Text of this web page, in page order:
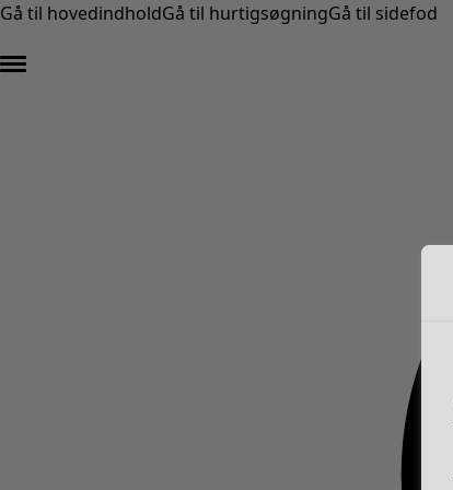
Gå til hovedindholdGå til hurtigsøgningGå til sidefod